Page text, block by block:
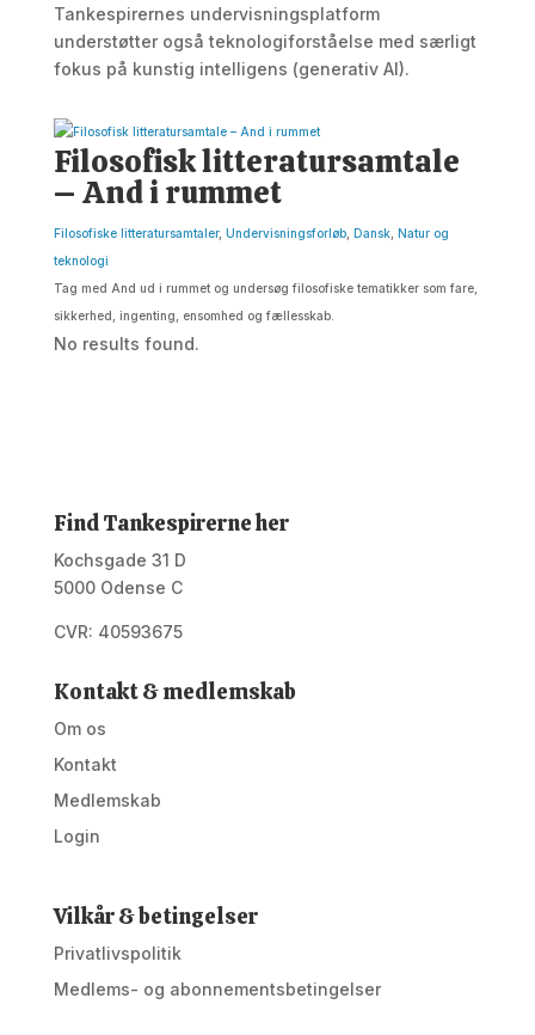
Tankespirernes undervisningsplatform
understøtter også teknologiforståelse med særligt
fokus på kunstig intelligens (generativ AI).
Filosofisk litteratursamtale
– And i rummet
Filosofiske litteratursamtaler, Undervisningsforløb, Dansk, Natur og
teknologi
Tag med And ud i rummet og undersøg filosofiske tematikker som fare,
sikkerhed, ingenting, ensomhed og fællesskab.
No results found.
Find Tankespirerne her
Kochsgade 31 D
5000 Odense C
CVR: 40593675
Kontakt & medlemskab
Om os
Kontakt
Medlemskab
Login
Vilkår & betingelser
Privatlivspolitik
Medlems- og abonnementsbetingelser